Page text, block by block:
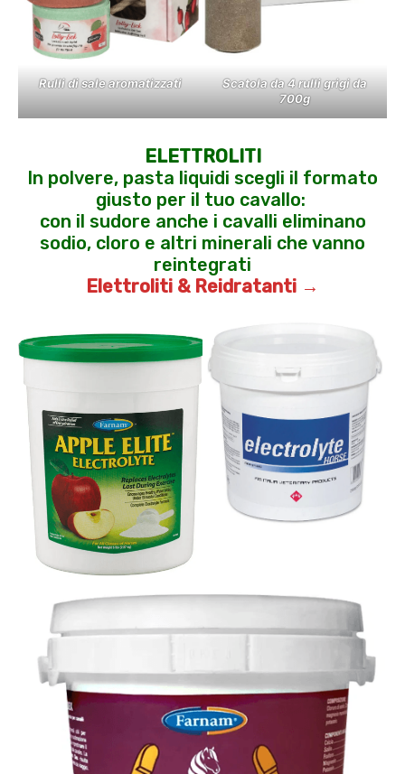
Rulli di sale aromatizzati
Scatola da 4 rulli grigi da
700g
ELETTROLITI
In polvere, pasta liquidi scegli il formato
giusto per il tuo cavallo:
con il sudore anche i cavalli eliminano
sodio, cloro e altri minerali che vanno
reintegrati
Elettroliti & Reidratanti →